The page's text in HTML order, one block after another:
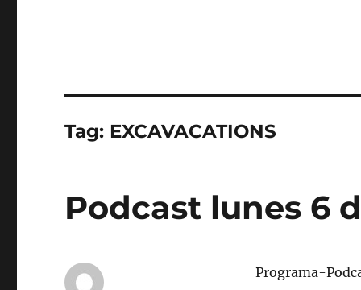
Tag: EXCAVACATIONS
Podcast lunes 6
Programa-